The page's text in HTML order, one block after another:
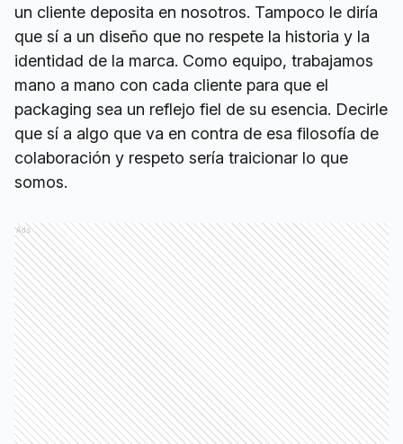
un cliente deposita en nosotros. Tampoco le diría
que sí a un diseño que no respete la historia y la
identidad de la marca. Como equipo, trabajamos
mano a mano con cada cliente para que el
packaging sea un reflejo fiel de su esencia. Decirle
que sí a algo que va en contra de esa filosofía de
colaboración y respeto sería traicionar lo que
somos.
Ads